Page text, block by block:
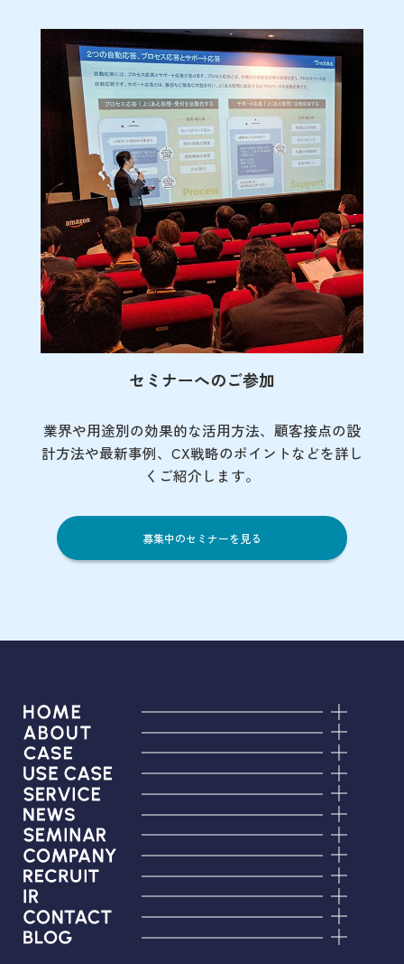
セミナーへのご参加
業界や用途別の効果的な活用方法、顧客接点の設
計方法や最新事例、CX戦略のポイントなどを詳し
くご紹介します。
募集中のセミナーを見る